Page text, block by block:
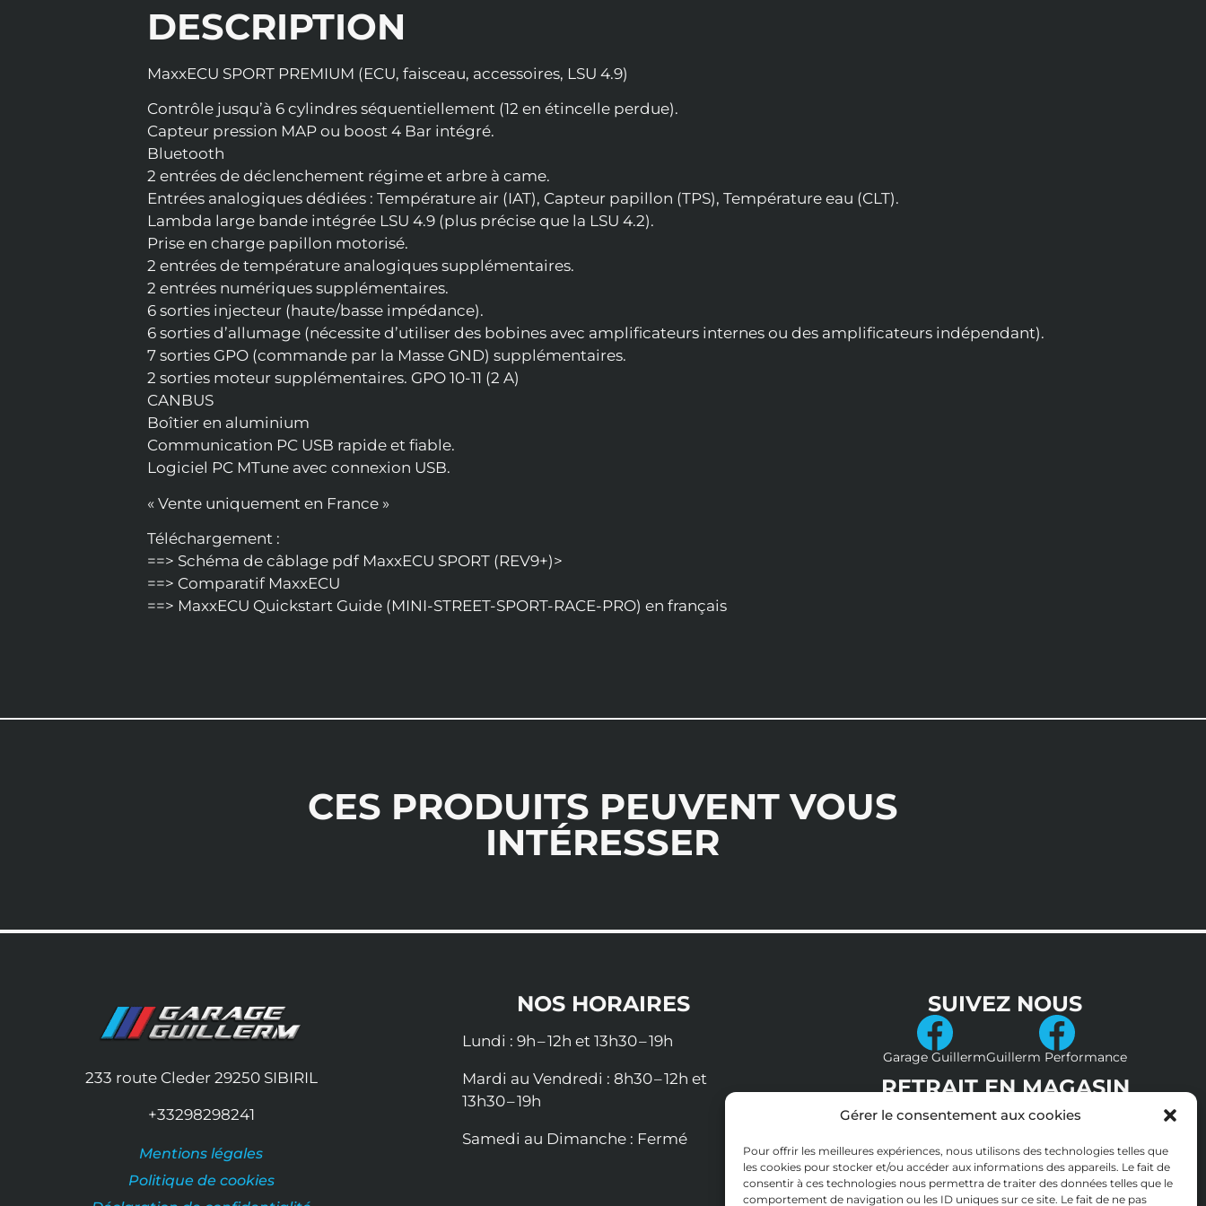
Gérer le consentement aux cookies
Pour offrir les meilleures expériences, nous utilisons des technologies telles que
les cookies pour stocker et/ou accéder aux informations des appareils. Le fait de
consentir à ces technologies nous permettra de traiter des données telles que le
comportement de navigation ou les ID uniques sur ce site. Le fait de ne pas
DESCRIPTION
MaxxECU SPORT PREMIUM (ECU, faisceau, accessoires, LSU 4.9)
Contrôle jusqu’à 6 cylindres séquentiellement (12 en étincelle perdue).
Capteur pression MAP ou boost 4 Bar intégré.
Bluetooth
2 entrées de déclenchement régime et arbre à came.
Entrées analogiques dédiées : Température air (IAT), Capteur papillon (TPS), Température eau (CLT).
Lambda large bande intégrée LSU 4.9 (plus précise que la LSU 4.2).
Prise en charge papillon motorisé.
2 entrées de température analogiques supplémentaires.
2 entrées numériques supplémentaires.
6 sorties injecteur (haute/basse impédance).
6 sorties d’allumage (nécessite d’utiliser des bobines avec amplificateurs internes ou des amplificateurs indépendant).
7 sorties GPO (commande par la Masse GND) supplémentaires.
2 sorties moteur supplémentaires. GPO 10-11 (2 A)
CANBUS
Boîtier en aluminium
Communication PC USB rapide et fiable.
Logiciel PC MTune avec connexion USB.
« Vente uniquement en France »
Téléchargement :
==> Schéma de câblage pdf MaxxECU SPORT (REV9+)>
==> Comparatif MaxxECU
==> MaxxECU Quickstart Guide (MINI-STREET-SPORT-RACE-PRO) en français
CES PRODUITS PEUVENT VOUS
INTÉRESSER
233 route Cleder 29250 SIBIRIL
+33298298241
Mentions légales
Politique de cookies
NOS HORAIRES
Lundi : 9h – 12h et 13h30 – 19h
Mardi au Vendredi : 8h30 – 12h et
13h30 – 19h
Samedi au Dimanche : Fermé
SUIVEZ NOUS
Garage GuillermGuillerm Performance
RETRAIT EN MAGASIN